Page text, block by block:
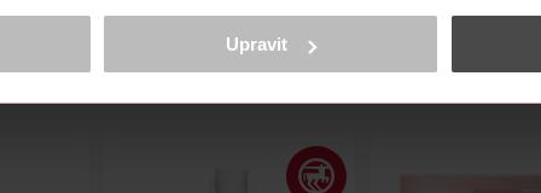
a reklam, funkcí sociálních médií, analýze návštěvnosti, které
osobních údajů.
<
Upravit